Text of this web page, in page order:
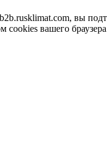
вы
cookies вашего